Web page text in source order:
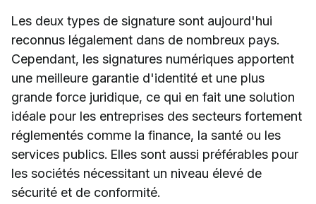
Les deux types de signature sont aujourd'hui
reconnus légalement dans de nombreux pays.
Cependant, les signatures numériques apportent
une meilleure garantie d'identité et une plus
grande force juridique, ce qui en fait une solution
idéale pour les entreprises des secteurs fortement
réglementés comme la finance, la santé ou les
services publics. Elles sont aussi préférables pour
les sociétés nécessitant un niveau élevé de
sécurité et de conformité.